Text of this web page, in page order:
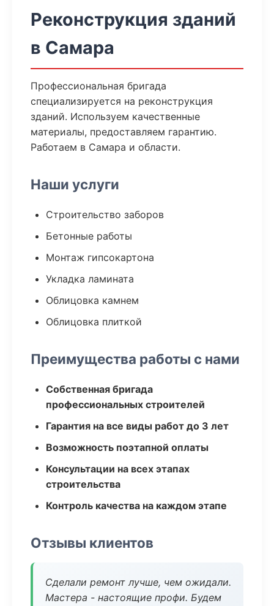
Реконструкция зданий
в Самара
Профессиональная бригада
специализируется на реконструкция
зданий. Используем качественные
материалы, предоставляем гарантию.
Работаем в Самара и области.
Наши услуги
Строительство заборов
Бетонные работы
Монтаж гипсокартона
Укладка ламината
Облицовка камнем
Облицовка плиткой
Преимущества работы с нами
Собственная бригада
профессиональных строителей
Гарантия на все виды работ до 3 лет
Возможность поэтапной оплаты
Консультации на всех этапах
строительства
Контроль качества на каждом этапе
Отзывы клиентов
Сделали ремонт лучше, чем ожидали.
Мастера - настоящие профи. Будем